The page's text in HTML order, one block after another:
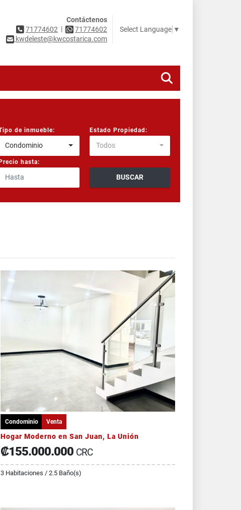
Contáctenos
71774602 |
71774602
kwdeleste@kwcostarica.com
Select Language ▼
de inmueble:
Condominio
Estado Propiedad:
Todos
Precio hasta:
BUSCAR
Condominio Venta
Hogar Moderno en San Juan, La Unión
₡155.000.000 CRC
3 Habitaciones / 2.5 Baño(s)